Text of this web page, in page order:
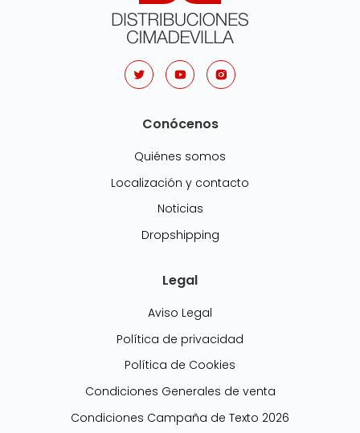
Conócenos
Quiénes somos
Localización y contacto
Noticias
Dropshipping
Legal
Aviso Legal
Política de privacidad
Política de Cookies
Condiciones Generales de venta
Condiciones Campaña de Texto 2026